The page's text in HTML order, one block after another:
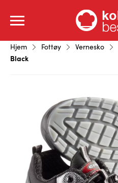
Hjem Fottøy Vernesko
Black